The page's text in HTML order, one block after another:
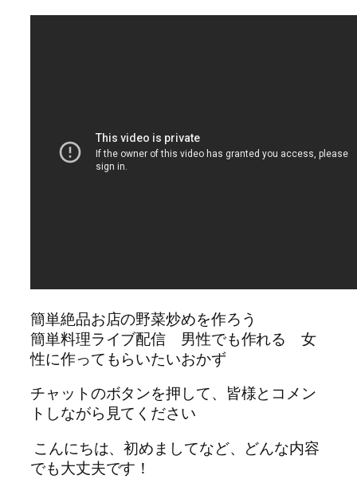
簡単絶品お店の野菜炒めを作ろう
簡単料理ライブ配信 男性でも作れる 女
性に作ってもらいたいおかず
チャットのボタンを押して、皆様とコメン
トしながら見てください
こんにちは、初めましてなど、どんな内容
でも大丈夫です！